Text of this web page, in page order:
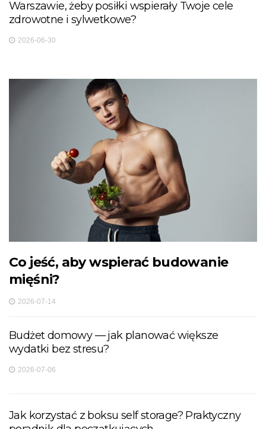
Warszawie, żeby posiłki wspierały Twoje cele
zdrowotne i sylwetkowe?
2026-06-30
Co jeść, aby wspierać budowanie
mięśni?
2026-07-14
Budżet domowy — jak planować większe
wydatki bez stresu?
2026-07-06
Jak korzystać z boksu self storage? Praktyczny